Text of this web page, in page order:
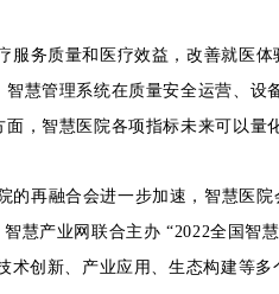
务质量和医疗效益，改善就医
慧管理系统在质量安全运营、设
，智慧医院各项指标未来可以量
再融合会进一步加速，智慧医
产业网联合主办 “2022全国智
创新、产业应用、生态构建等